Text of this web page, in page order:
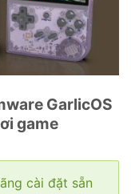
GarlicOS
game
cài đặt sẵn